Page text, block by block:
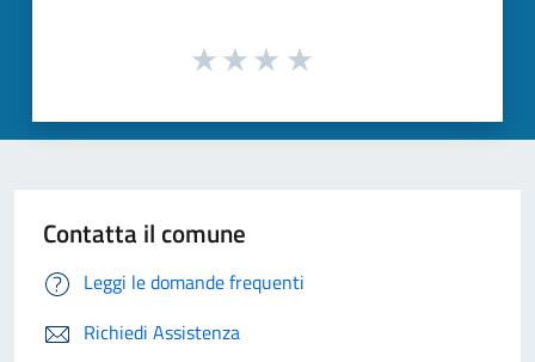
Contatta il comune
Leggi le domande frequenti
Richiedi Assistenza